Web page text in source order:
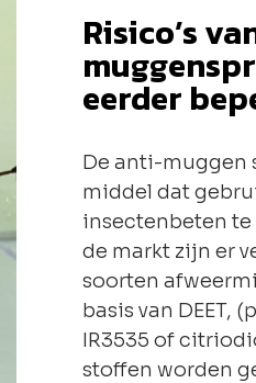
Risico’s
eerder
De anti-muggen
middel dat
insectenbeten te
de markt zijn er
soorten
basis van DEET,
IR3535 of
stoffen worden